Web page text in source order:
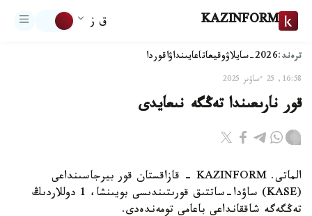
KAZINFORM ق ز
ترەند:2026-سايلاۋ وقيعاتاعايىنداۋاقوردا
16:58, 25 ءساۋىر 2025
قور نارىعىندا تەڭگە نىعايدى
الماتى. KAZINFORM - قازاقستان قور بيرجاسىنداعى
(KASE) ساۋدا-ساتتىق قورىتىندىسى بويىنشا، 1 دوللاردىڭ
تەڭگەگە شاققانداعى باعامى تومەندەدى.